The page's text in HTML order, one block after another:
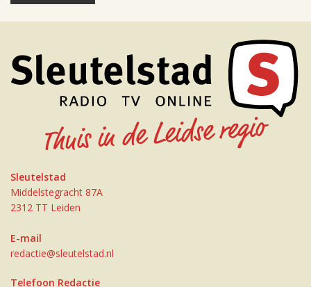
Sleutelstad
Middelstegracht 87A
2312 TT Leiden
E-mail
redactie@sleutelstad.nl
Telefoon Redactie